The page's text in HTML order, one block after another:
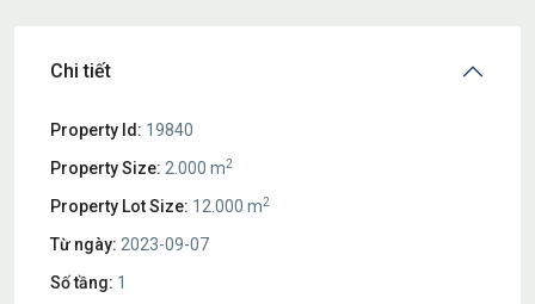
Chi tiết
Property Id: 19840
Property Size: 2.000 m2
Property Lot Size: 12.000 m2
Từ ngày: 2023-09-07
Số tầng: 1